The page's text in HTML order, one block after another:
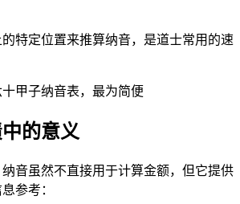
的特定位置来推算纳音，是道士常用的速
甲子纳音表，最为简便
的意义
音虽然不直接用于计算金额，但它提供
参考：